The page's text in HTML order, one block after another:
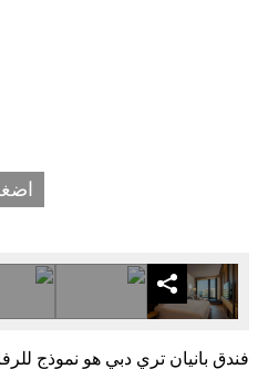
فندق بانيان تري دبي هو نموذج